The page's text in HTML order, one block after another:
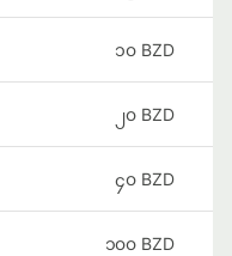
၁၀ BZD
၂၀ BZD
၄၀ BZD
၁၀၀ BZD